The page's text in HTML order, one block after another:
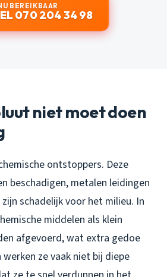
BEREIKBAAR
070 204 34 98
niet moet doen
ontstoppers. Deze
beschadigen, metalen leidingen
schadelijk voor het milieu. In
middelen als klein
afgevoerd, wat extra gedoe
ze vaak niet bij diepe